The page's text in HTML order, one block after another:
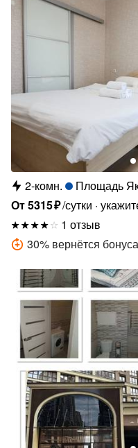
2-комн.
Площадь
От5315₽/сутки
1 отзыв
30% вернётся